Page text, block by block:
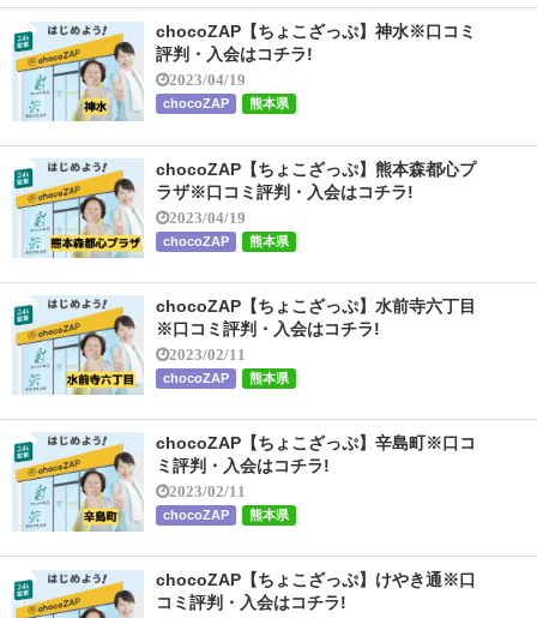
chocoZAP【ちょこざっぷ】神水※口コミ
評判・入会はコチラ!
2023/04/19
chocoZAP 熊本県
chocoZAP【ちょこざっぷ】熊本森都心プ
ラザ※口コミ評判・入会はコチラ!
2023/04/19
chocoZAP 熊本県
chocoZAP【ちょこざっぷ】水前寺六丁目
※口コミ評判・入会はコチラ!
2023/02/11
chocoZAP 熊本県
chocoZAP【ちょこざっぷ】辛島町※口コ
ミ評判・入会はコチラ!
2023/02/11
chocoZAP 熊本県
chocoZAP【ちょこざっぷ】けやき通※口
コミ評判・入会はコチラ!